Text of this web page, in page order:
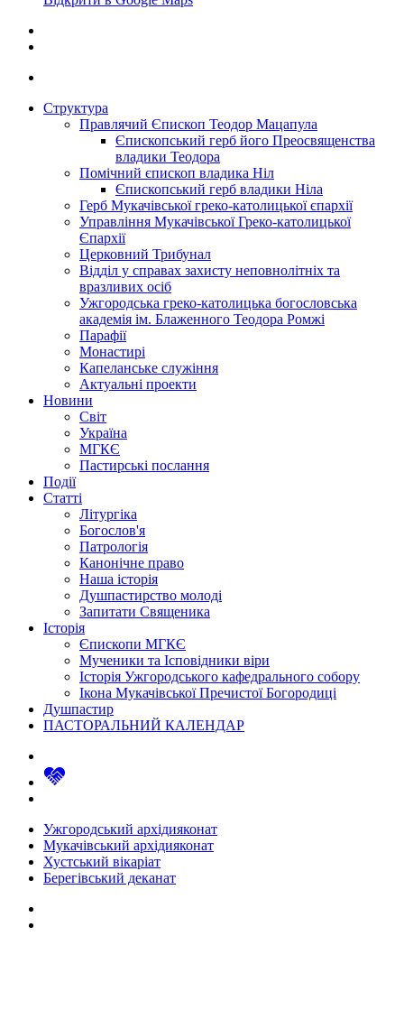
Структура
Правлячий Єпископ Теодор Мацапула
Єпископський герб його Преосвященства
владики Теодора
Помічний єпископ владика Ніл
Єпископський герб владики Ніла
Герб Мукачівської греко-католицької єпархії
Управління Мукачівської Греко-католицької
Єпархії
Церковний Трибунал
Відділ у справах захисту неповнолітніх та
вразливих осіб
Ужгородська греко-католицька богословська
академія ім. Блаженного Теодора Ромжі
Парафії
Монастирі
Капеланське служіння
Актуальні проекти
Новини
Світ
Україна
МГКЄ
Пастирські послання
Події
Статті
Літургіка
Богослов'я
Патрологія
Канонічне право
Наша історія
Душпастирство молоді
Запитати Священика
Історія
Єпископи МГКЄ
Мученики та Ісповідники віри
Історія Ужгородського кафедрального собору
Ікона Мукачівської Пречистої Богородиці
Душпастир
ПАСТОРАЛЬНИЙ КАЛЕНДАР
Ужгородський архідияконат
Мукачівський архідияконат
Хустський вікаріат
Берегівський деканат